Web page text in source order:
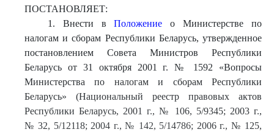
ПОСТАНОВЛЯЕТ:
1. Внести вПоложение о Министерстве по
налогам и сборам Республики Беларусь, утвержденное
постановлением Совета Министров Республики
Беларусь от 31 октября 2001 г. № 1592 «Вопросы
Министерства по налогам и сборам Республики
Беларусь» (Национальный реестр правовых актов
Республики Беларусь, 2001 г., № 106, 5/9345; 2003 г.,
№ 32, 5/12118; 2004 г., № 142, 5/14786; 2006 г., № 125,